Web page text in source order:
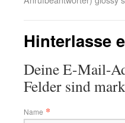
Hinterlasse
Deine E-Mail-
Felder sind
Name *